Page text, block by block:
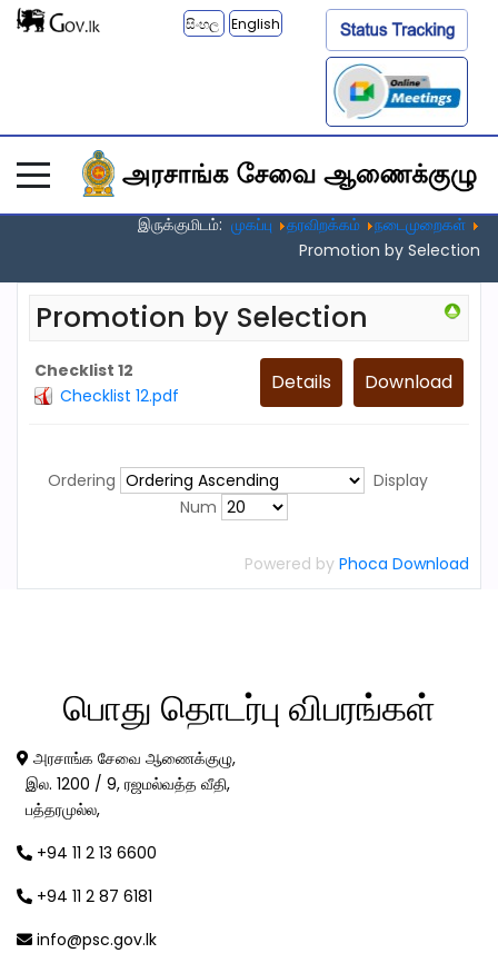
සිංහල English
இருக்குமிடம்: முகப்பு தரவிறக்கம்
நடைமுறைகள்
Promotion by Selection
Promotion by Selection
Checklist 12
Checklist 12.pdf
Download
Details
Ordering
Display
Num
Powered by Phoca Download
பொது தொடர்பு விபரங்கள்
அரசாங்க சேவை ஆணைக்குழு,
இல. 1200 / 9, ரஜமல்வத்த வீதி,
பத்தரமுல்ல,
+94 11 2 13 6600
+94 11 2 87 6181
info@psc.gov.lk